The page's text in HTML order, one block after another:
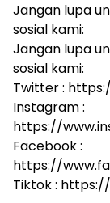
Jangan lupa
sosial kami:
Jangan lupa
sosial kami:
Twitter :
Instagram :
https://
Facebook :
https://
Tiktok :